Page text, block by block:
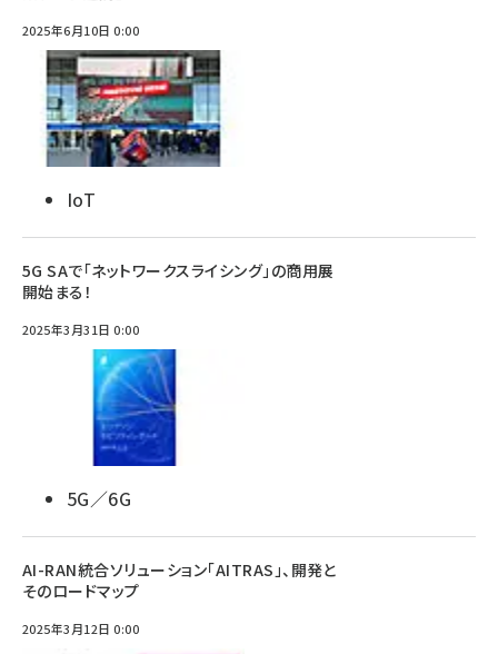
2025年6月10日 0:00
IoT
5G SAで「ネットワークスライシング」の商用展
開始まる！
2025年3月31日 0:00
5G／6G
AI-RAN統合ソリューション「AITRAS」、開発と
そのロードマップ
2025年3月12日 0:00